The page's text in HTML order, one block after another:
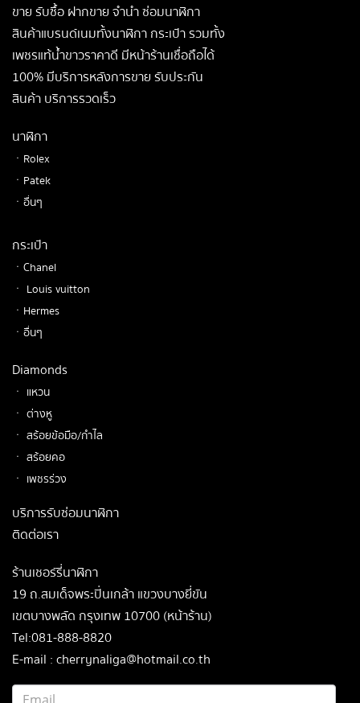
ขาย รับซื้อ ฝากขาย จำนำ ซ่อมนาฬิกา
สินค้าแบรนด์เนมทั้งนาฬิกา กระเป๋า รวมทั้ง
เพชรแท้น้ำขาวราคาดี มีหน้าร้านเชื่อถือได้
100% มีบริการหลังการขาย รับประกัน
สินค้า บริการรวดเร็ว
นาฬิกา
ㆍRolex
ㆍPatek
ㆍอื่นๆ
กระเป๋า
ㆍChanel
ㆍ Louis vuitton
ㆍHermes
ㆍอื่นๆ
Diamonds
ㆍ แหวน
ㆍ ต่างหู
ㆍ สร้อยข้อมือ/กำไล
ㆍ สร้อยคอ
ㆍ เพชรร่วง
บริการรับซ่อมนาฬิกา
ติดต่อเรา
ร้านเชอร์รี่นาฬิกา
19 ถ.สมเด็จพระปิ่นเกล้า แขวงบางยี่ขัน
เขตบางพลัด กรุงเทพ 10700 (หน้าร้าน)
Tel:081-888-8820
E-mail : cherrynaliga@hotmail.co.th